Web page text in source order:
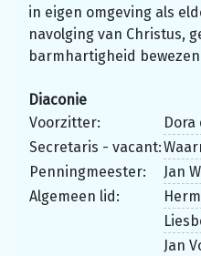
in eigen omgeving als
navolging van Christus,
barmhartigheid
Diaconie
Voorzitter:
Secretaris - vacant:
Penningmeester:
Jan
Algemeen lid:
Jan